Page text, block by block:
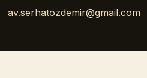
av.serhatozdemir@gmail.com